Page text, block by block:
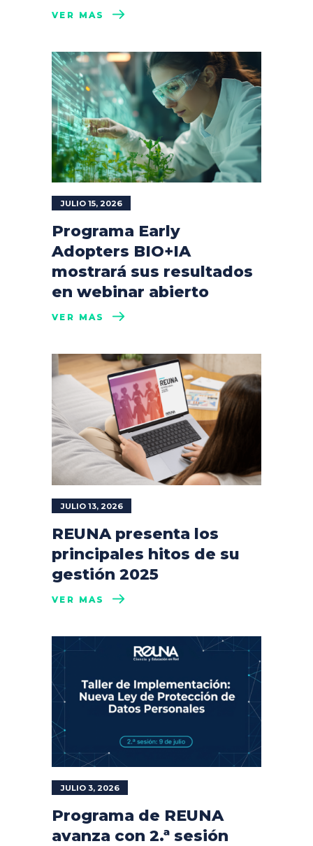
VER MÁS
JULIO 15, 2026
Programa Early
Adopters BIO+IA
mostrará sus resultados
en webinar abierto
VER MÁS
JULIO 13, 2026
REUNA presenta los
principales hitos de su
gestión 2025
VER MÁS
JULIO 3, 2026
Programa de REUNA
avanza con 2.ª sesión